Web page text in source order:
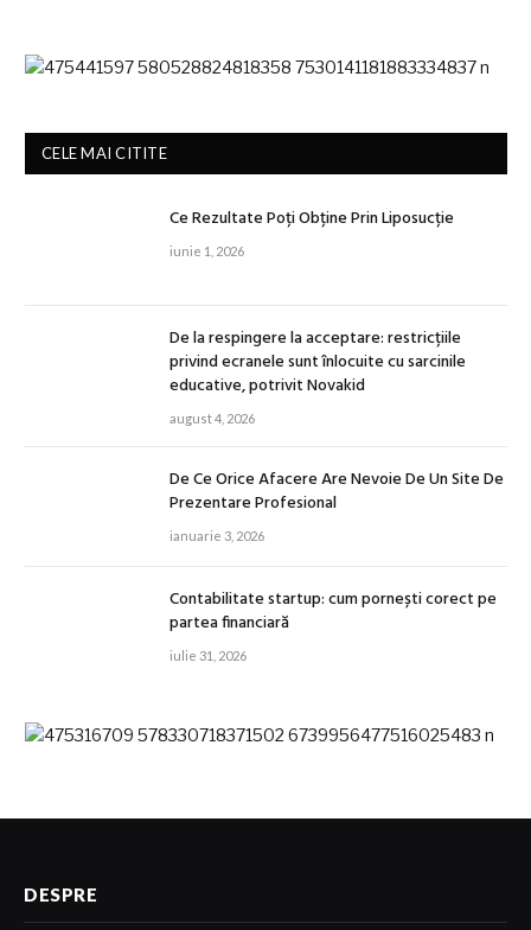
CELE MAI CITITE
Ce Rezultate Poți Obține Prin Liposucție
iunie 1, 2026
De la respingere la acceptare: restricțiile
privind ecranele sunt înlocuite cu sarcinile
educative, potrivit Novakid
august 4, 2026
De Ce Orice Afacere Are Nevoie De Un Site De
Prezentare Profesional
ianuarie 3, 2026
Contabilitate startup: cum pornești corect pe
partea financiară
iulie 31, 2026
DESPRE